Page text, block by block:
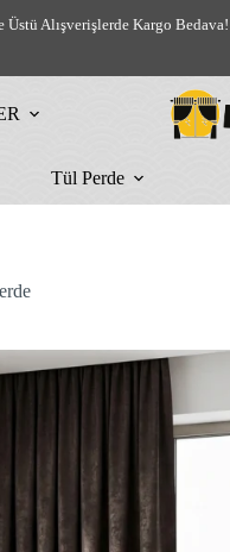
Üstü Alışverişlerde Kargo Bedava!
Tül Perde